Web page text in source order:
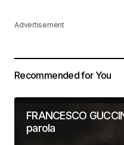
Advertisement
Recommended for You
FRANCESCO
parola